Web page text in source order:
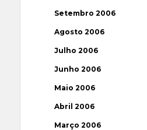
Setembro 2006
Agosto 2006
Julho 2006
Junho 2006
Maio 2006
Abril 2006
Março 2006